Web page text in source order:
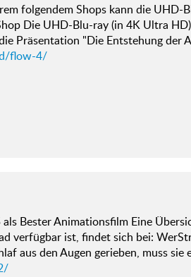
folgendem Shops kann die
Die UHD-Blu-ray (in 4K Ultra
Präsentation "Die Entstehung der
flow-4/
Bester Animationsfilm Eine
verfügbar ist, findet sich bei:
aus den Augen gerieben, muss